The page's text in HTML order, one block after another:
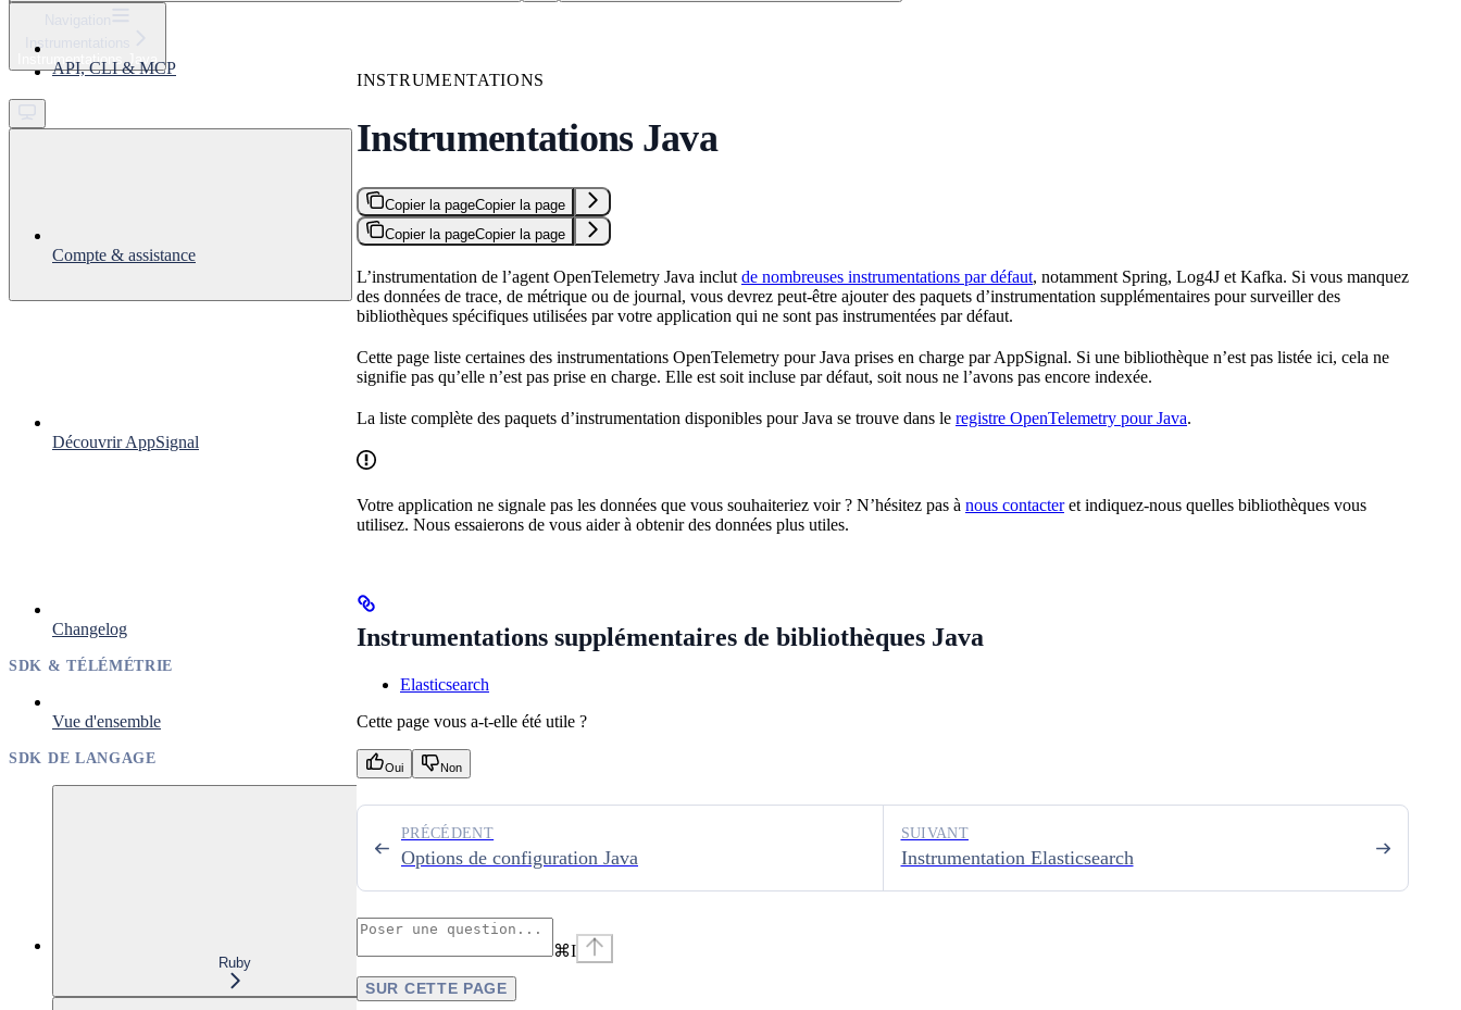
Get started
Instrumentations
Instrumentations Java
API, CLI & MCP
Compte & assistance
Découvrir AppSignal
Changelog
SDK & TÉLÉMÉTRIE
Vue d'ensemble
SDK DE LANGAGE
Ruby
INSTRUMENTATIONS
Instrumentations Java
Copier la pageCopier la page
Copier la pageCopier la page
L’instrumentation de l’agent OpenTelemetry Java inclut de nombreuses instrumentations par défaut, notamment Spring, Log4J et Kafka. Si vous manquez
des données de trace, de métrique ou de journal, vous devrez peut-être ajouter des paquets d’instrumentation supplémentaires pour surveiller des
bibliothèques spécifiques utilisées par votre application qui ne sont pas instrumentées par défaut.
Cette page liste certaines des instrumentations OpenTelemetry pour Java prises en charge par AppSignal. Si une bibliothèque n’est pas listée ici, cela ne
signifie pas qu’elle n’est pas prise en charge. Elle est soit incluse par défaut, soit nous ne l’avons pas encore indexée.
La liste complète des paquets d’instrumentation disponibles pour Java se trouve dans le registre OpenTelemetry pour Java.
Votre application ne signale pas les données que vous souhaiteriez voir ? N’hésitez pas à nous contacteret indiquez-nous quelles bibliothèques vous
utilisez. Nous essaierons de vous aider à obtenir des données plus utiles.
Instrumentations supplémentaires de bibliothèques Java
Elasticsearch
Cette page vous a-t-elle été utile ?
Oui Non
Options de configuration Java
PRÉCÉDENT
Instrumentation Elasticsearch
SUIVANT
⌘I
SUR CETTE PAGE